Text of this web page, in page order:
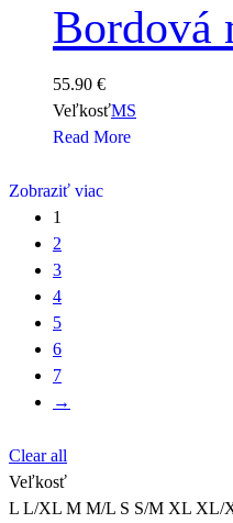
Bordová
55.90 €
VeľkosťMS
Read More
Zobraziť viac
1
2
3
4
5
6
7
→
Clear all
Veľkosť
L L/XL M M/L S S/M XL XL/